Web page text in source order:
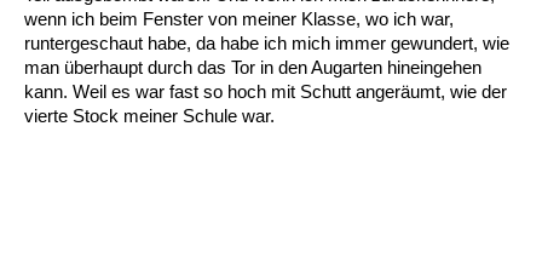
wenn ich beim Fenster von meiner Klasse, wo ich war,
runtergeschaut habe, da habe ich mich immer gewundert, wie
man überhaupt durch das Tor in den Augarten hineingehen
kann. Weil es war fast so hoch mit Schutt angeräumt, wie der
vierte Stock meiner Schule war.